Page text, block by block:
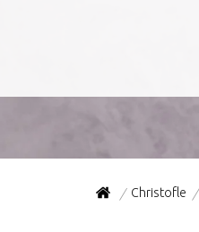
/ Christofle /